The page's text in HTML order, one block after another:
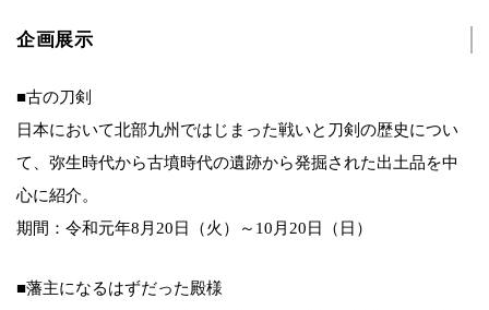
企画展示
■古の刀剣
日本において北部九州ではじまった戦いと刀剣の歴史につい
て、弥生時代から古墳時代の遺跡から発掘された出土品を中
心に紹介。
期間：令和元年8月20日（火）～10月20日（日）
■藩主になるはずだった殿様